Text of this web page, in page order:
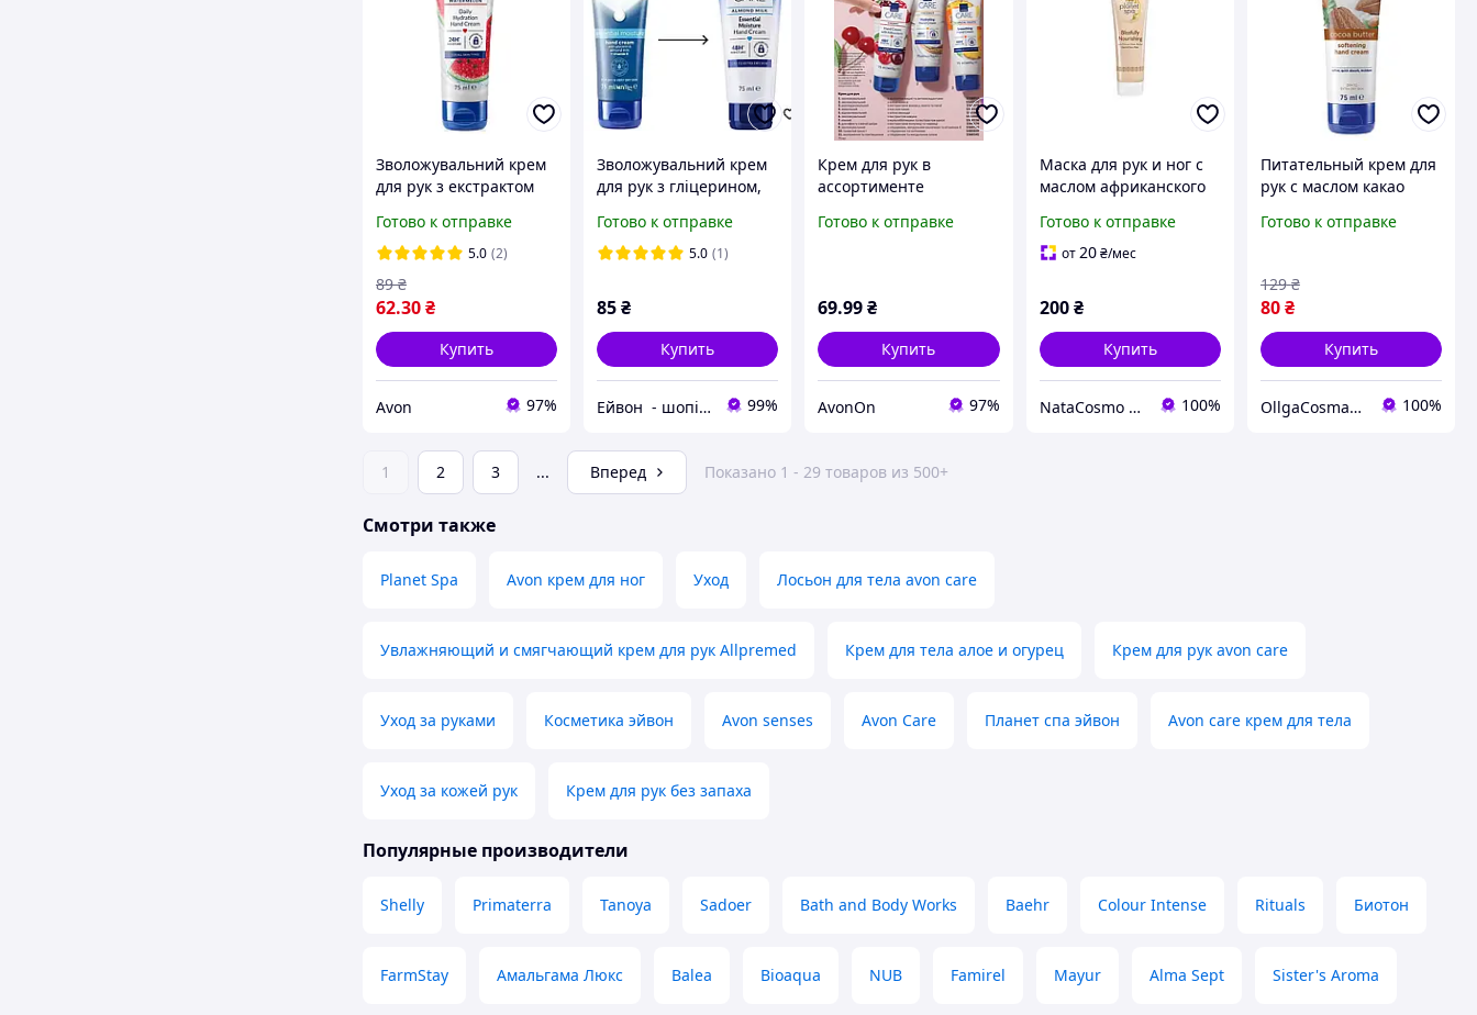
Зволожувальний крем
для рук з екстрактом
Готово к отправке
5.0 (2)
62.30₴
89 ₴
Купить
Avon 97%
Зволожувальний крем
для рук з гліцерином,
та вітаміном Е Avon
Готово к отправке
5.0 (1)
85₴
Купить
Ейвон - шопінг 99%
Крем для рук в
ассортименте
Готово к отправке
69.99₴
Купить
AvonOn 97%
Маска для рук и ног с
маслом африканского
Spa «Непревзойденное
питание», 100 мл
Готово к отправке
от20 ₴/мес
200 ₴
Купить
NataCosmo Kyiv 100%
Питательный крем для
рук с маслом какао
мл
Готово к отправке
80₴
129 ₴
Купить
OllgaCosmavon 100%
1 2 3 ... Вперед Показано 1 - 29 товаров из 500+
Смотри также
Planet Spa Avon крем для ног Уход Лосьон для тела avon care
Увлажняющий и смягчающий крем для рук Allpremed Крем для тела алое и огурец Крем для рук avon care
Уход за руками Косметика эйвон Avon senses Avon Care Планет спа эйвон Avon care крем для тела
Уход за кожей рук Крем для рук без запаха
Популярные производители
Shelly Primaterra Tanoya Sadoer Bath and Body Works Baehr Colour Intense Rituals Биотон
FarmStay Амальгама Люкс Balea Bioaqua NUB Famirel Mayur Alma Sept Sister's Aroma